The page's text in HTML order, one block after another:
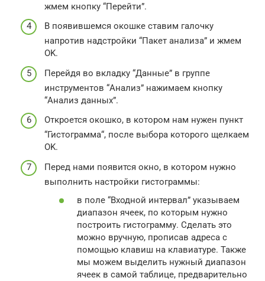
жмем кнопку “Перейти”.
В появившемся окошке ставим галочку
напротив надстройки “Пакет анализа” и жмем
OK.
Перейдя во вкладку “Данные” в группе
инструментов “Анализ” нажимаем кнопку
“Анализ данных”.
Откроется окошко, в котором нам нужен пункт
“Гистограмма“, после выбора которого щелкаем
OK.
Перед нами появится окно, в котором нужно
выполнить настройки гистограммы:
в поле “Входной интервал” указываем
диапазон ячеек, по которым нужно
построить гистограмму. Сделать это
можно вручную, прописав адреса с
помощью клавиш на клавиатуре. Также
мы можем выделить нужный диапазон
ячеек в самой таблице, предварительно